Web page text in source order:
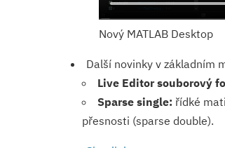
Nový MATLAB Desktop
Další novinky v základním
Live Editor souborový
Sparse single: řídké
přesnosti (sparse double).